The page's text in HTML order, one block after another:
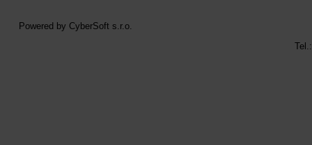
Powered by CyberSoft s.r.o.